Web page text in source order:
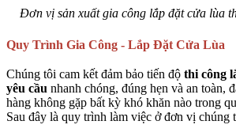
Đơn vị sản xuất gia công lắp đặt cửa lùa
Quy Trình Gia Công - Lắp Đặt Cửa Lùa
Chúng tôi cam kết đảm bảo tiến độ thi công
yêu cầu nhanh chóng, đúng hẹn và an toàn,
hàng không gặp bất kỳ khó khăn nào trong
Sau đây là quy trình làm việc ở đơn vị chúng